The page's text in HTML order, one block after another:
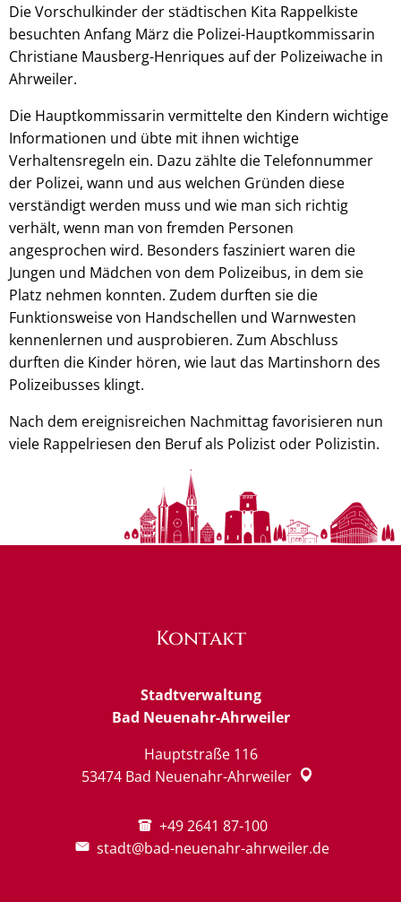
Die Vorschulkinder der städtischen Kita Rappelkiste
besuchten Anfang März die Polizei-Hauptkommissarin
Christiane Mausberg-Henriques auf der Polizeiwache in
Ahrweiler.
Die Hauptkommissarin vermittelte den Kindern wichtige
Informationen und übte mit ihnen wichtige
Verhaltensregeln ein. Dazu zählte die Telefonnummer
der Polizei, wann und aus welchen Gründen diese
verständigt werden muss und wie man sich richtig
verhält, wenn man von fremden Personen
angesprochen wird. Besonders fasziniert waren die
Jungen und Mädchen von dem Polizeibus, in dem sie
Platz nehmen konnten. Zudem durften sie die
Funktionsweise von Handschellen und Warnwesten
kennenlernen und ausprobieren. Zum Abschluss
durften die Kinder hören, wie laut das Martinshorn des
Polizeibusses klingt.
Nach dem ereignisreichen Nachmittag favorisieren nun
viele Rappelriesen den Beruf als Polizist oder Polizistin.
Kontakt
Stadtverwaltung
Bad Neuenahr-Ahrweiler
Hauptstraße 116
53474 Bad Neuenahr-Ahrweiler
+49 2641 87-100
stadt@bad-neuenahr-ahrweiler.de